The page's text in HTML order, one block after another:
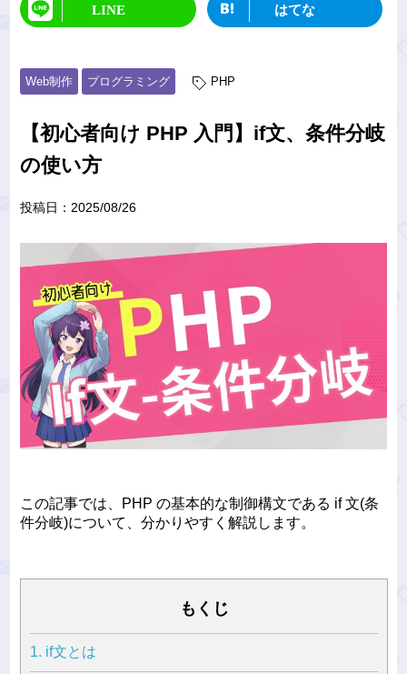
LINE はてな
Web制作 プログラミング PHP
【初心者向け PHP 入門】if文、条件分岐
の使い方
投稿日： 2025/08/26
この記事では、PHP の基本的な制御構文である if 文(条
件分岐)について、分かりやすく解説します。
もくじ
1. if文とは